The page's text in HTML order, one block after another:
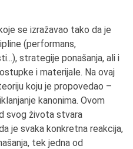
se izražavao tako da je
(performans,
strategije ponašanja, ali i
i materijale. Na ovaj
koju je propovedao –
kanonima. Ovom
svog života stvara
je svaka konkretna reakcija,
tek jedna od